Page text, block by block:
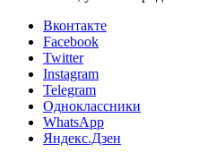
Вконтакте
Facebook
Twitter
Instagram
Telegram
Одноклассники
WhatsApp
Яндекс.Дзен